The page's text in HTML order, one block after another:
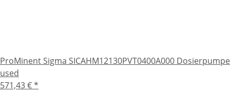
ProMinent Sigma SICAHM12130PVT0400A000 Dosierpumpe
used
571,43 €*